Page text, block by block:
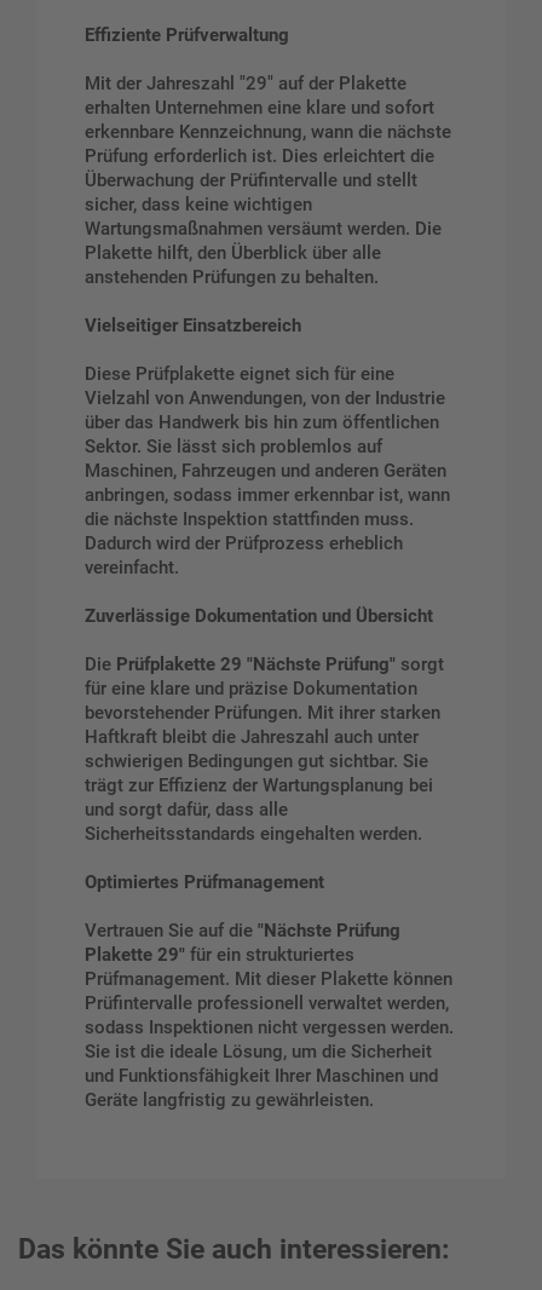
Effiziente Prüfverwaltung
Mit der Jahreszahl "29" auf der Plakette
erhalten Unternehmen eine klare und sofort
erkennbare Kennzeichnung, wann die nächste
Prüfung erforderlich ist. Dies erleichtert die
Überwachung der Prüfintervalle und stellt
sicher, dass keine wichtigen
Wartungsmaßnahmen versäumt werden. Die
Plakette hilft, den Überblick über alle
anstehenden Prüfungen zu behalten.
Vielseitiger Einsatzbereich
Diese Prüfplakette eignet sich für eine
Vielzahl von Anwendungen, von der Industrie
über das Handwerk bis hin zum öffentlichen
Sektor. Sie lässt sich problemlos auf
Maschinen, Fahrzeugen und anderen Geräten
anbringen, sodass immer erkennbar ist, wann
die nächste Inspektion stattfinden muss.
Dadurch wird der Prüfprozess erheblich
vereinfacht.
Zuverlässige Dokumentation und Übersicht
Die Prüfplakette 29 "Nächste Prüfung" sorgt
für eine klare und präzise Dokumentation
bevorstehender Prüfungen. Mit ihrer starken
Haftkraft bleibt die Jahreszahl auch unter
schwierigen Bedingungen gut sichtbar. Sie
trägt zur Effizienz der Wartungsplanung bei
und sorgt dafür, dass alle
Sicherheitsstandards eingehalten werden.
Optimiertes Prüfmanagement
Vertrauen Sie auf die "Nächste Prüfung
Plakette 29" für ein strukturiertes
Prüfmanagement. Mit dieser Plakette können
Prüfintervalle professionell verwaltet werden,
sodass Inspektionen nicht vergessen werden.
Sie ist die ideale Lösung, um die Sicherheit
und Funktionsfähigkeit Ihrer Maschinen und
Geräte langfristig zu gewährleisten.
Das könnte Sie auch interessieren: